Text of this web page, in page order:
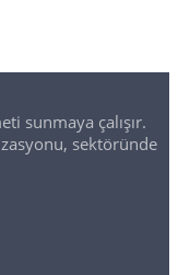
sunmaya çalışır.
sektöründe